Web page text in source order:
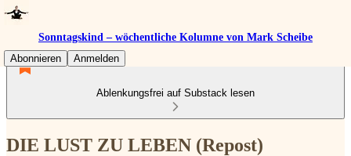
Sonntagskind – wöchentliche Kolumne von Mark Scheibe
Abonnieren
Anmelden
Ablenkungsfrei auf Substack lesen
DIE LUST ZU LEBEN (Repost)